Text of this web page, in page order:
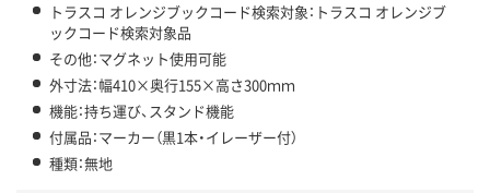
トラスコ オレンジブックコード検索対象：トラスコ オレンジブ
ックコード検索対象品
その他：マグネット使用可能
外寸法：幅410×奥行155×高さ300ｍｍ
機能：持ち運び、スタンド機能
付属品：マーカー（黒1本・イレーザー付）
種類：無地